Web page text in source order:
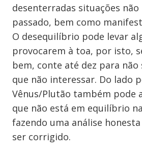
desenterradas situações não
passado, bem como
O desequilíbrio pode levar
provocarem à toa, por isto,
bem, conte até dez para não
que não interessar. Do lado
Vênus/Plutão também pode
que não está em equilíbrio
fazendo uma análise
ser corrigido.